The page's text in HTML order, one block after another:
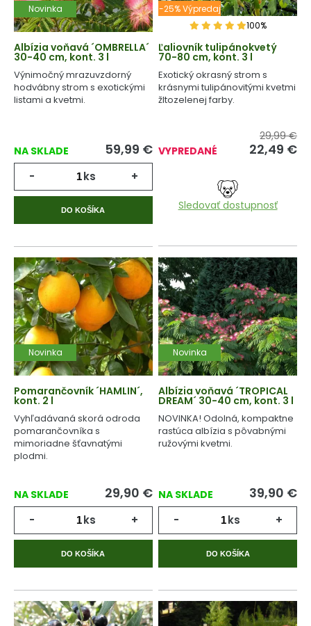
Novinka
Albízia voňavá ´OMBRELLA´
30-40 cm, kont. 3 l
Výnimočný mrazuvzdorný
hodvábny strom s exotickými
listami a kvetmi.
NA SKLADE 59,99 €
- ks +
DO KOŠÍKA
-25% Výpredaj
100%
Ľaliovník tulipánokvetý
70-80 cm, kont. 3 l
Exotický okrasný strom s
krásnymi tulipánovitými kvetmi
žltozelenej farby.
VYPREDANÉ
29,99 €
22,49 €
Sledovať dostupnosť
Novinka
Pomarančovník ´HAMLIN´,
kont. 2 l
Vyhľadávaná skorá odroda
pomarančovníka s
mimoriadne šťavnatými
plodmi.
NA SKLADE 29,90 €
- ks +
DO KOŠÍKA
Novinka
Albízia voňavá ´TROPICAL
DREAM´ 30-40 cm, kont. 3 l
NOVINKA! Odolná, kompaktne
rastúca albízia s pôvabnými
ružovými kvetmi.
NA SKLADE 39,90 €
- ks +
DO KOŠÍKA